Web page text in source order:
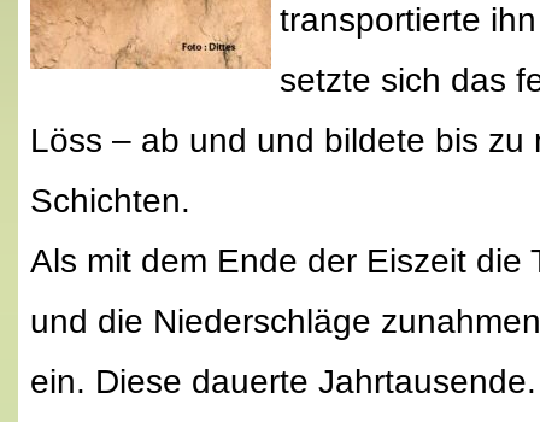
transportierte
setzte sich das
Löss – ab und und bildete bis zu
Schichten.
Als mit dem Ende der Eiszeit die
und die Niederschläge
ein. Diese dauerte